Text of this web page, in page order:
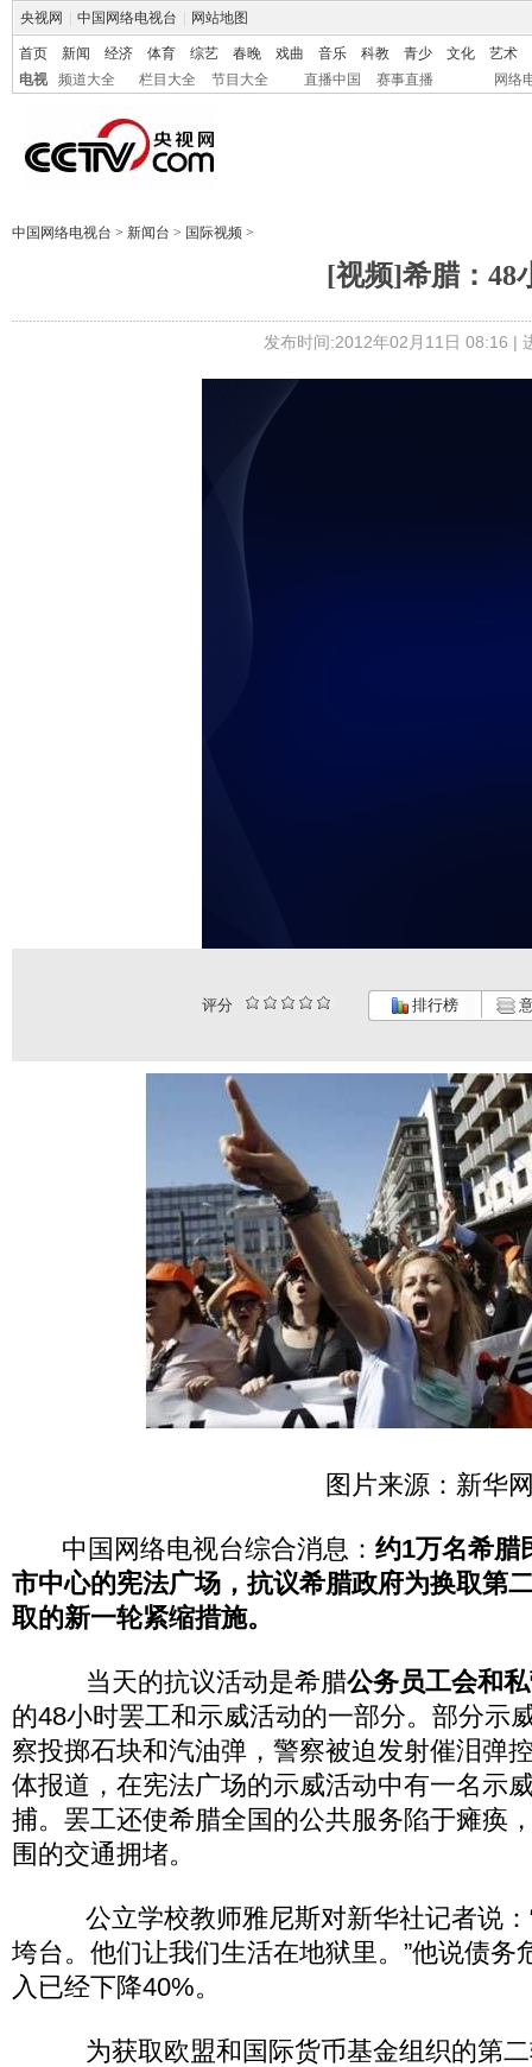
央视网 中国网络电视台 网站地图
首页 新闻 经济 体育 综艺 春晚 戏曲 音乐 科教 青少 文化
艺术
电视
频道大全 栏目大全 节目大全 直播中国 赛事直播 网络
中国网络电视台 > 新闻台 > 国际视频 >
[视频]希腊：48
发布时间:2012年02月11日 08:16 |
评分 排行榜
图片来源：新华
中国网络电视台综合消息： 约1万名希腊
市中心的宪法广场，抗议希腊政府为换取第
取的新一轮紧缩措施。
当天的抗议活动是希腊公务员工会和
的48小时罢工和示威活动的一部分。部分示
察投掷石块和汽油弹，警察被迫发射催泪弹
体报道，在宪法广场的示威活动中有一名示
捕。罢工还使希腊全国的公共服务陷于瘫痪
围的交通拥堵。
公立学校教师雅尼斯对新华社记者说：“
垮台。他们让我们生活在地狱里。”他说债务
入已经下降40%。
为获取欧盟和国际货币基金组织的第二